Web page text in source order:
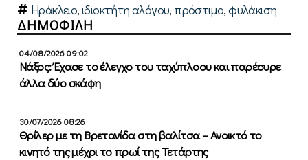
Ηράκλειο,ιδιοκτήτη αλόγου, πρόστιμο,φυλάκιση
ΔΗΜΟΦΙΛΗ
04/08/2026 09:02
Νάξος: Έχασε το έλεγχο του ταχύπλοου και παρέσυρε
άλλα δύο σκάφη
30/07/2026 08:26
Θρίλερ με τη Βρετανίδα στη βαλίτσα – Ανοικτό το
κινητό της μέχρι το πρωί της Τετάρτης